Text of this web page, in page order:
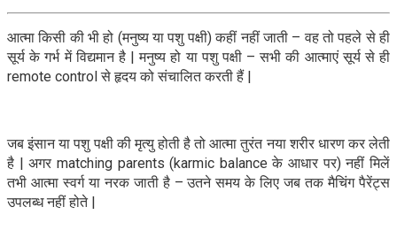
आत्मा किसी की भी हो (मनुष्य या पशु पक्षी) कहीं नहीं जाती – वह तो पहले से ही
सूर्य के गर्भ में विद्यमान है | मनुष्य हो या पशु पक्षी – सभी की आत्माएं सूर्य से ही
remote control से हृदय को संचालित करती हैं |
जब इंसान या पशु पक्षी की मृत्यु होती है तो आत्मा तुरंत नया शरीर धारण कर लेती
है | अगर matching parents (karmic balance के आधार पर) नहीं मिलें
तभी आत्मा स्वर्ग या नरक जाती है – उतने समय के लिए जब तक मैचिंग पैरेंट्स
उपलब्ध नहीं होते |